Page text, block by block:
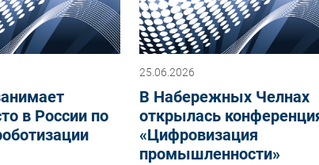
в России по
25.06.2026
В Набережных Челнах
открылась
«Цифровизация
промышленности»